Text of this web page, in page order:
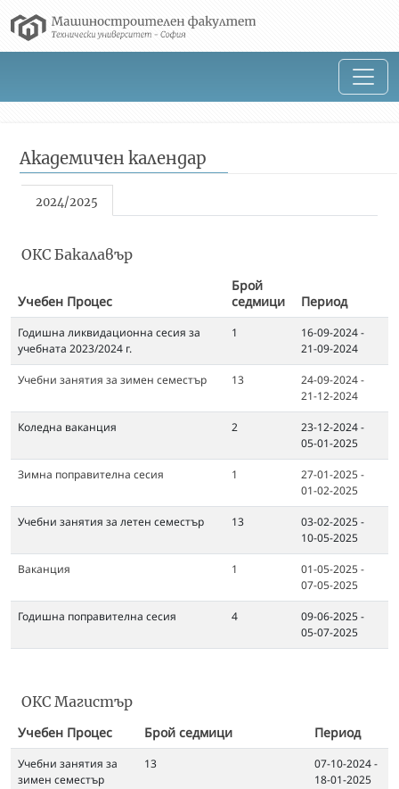
Академичен календар
2024/2025
ОКС Бакалавър
Учебен Процес
Брой
седмици
Период
Годишна ликвидационна сесия за
учебната 2023/2024 г.
1
16-09-2024 -
21-09-2024
Учебни занятия за зимен семестър 13
24-09-2024 -
21-12-2024
Коледна ваканция 2
23-12-2024 -
05-01-2025
Зимна поправителна сесия 1
27-01-2025 -
01-02-2025
Учебни занятия за летен семестър 13
03-02-2025 -
10-05-2025
Ваканция 1
01-05-2025 -
07-05-2025
Годишна поправителна сесия 4
09-06-2025 -
05-07-2025
ОКС Магистър
Учебен Процес Брой седмици Период
Учебни занятия за
зимен семестър
13
07-10-2024 -
18-01-2025